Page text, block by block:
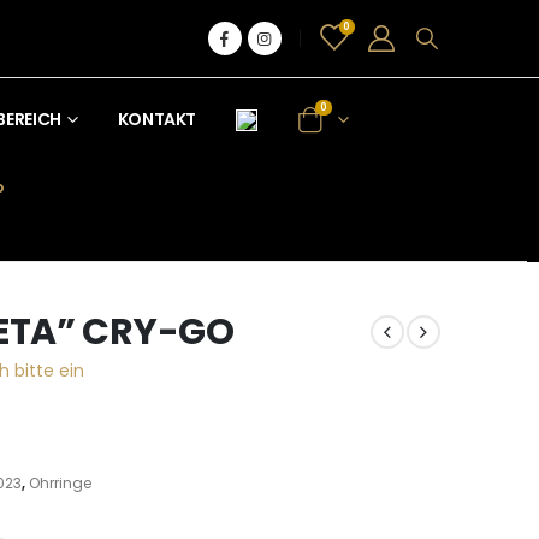
0
KONTAKT
0
CRY-GO
bitte ein
, Ohrringe